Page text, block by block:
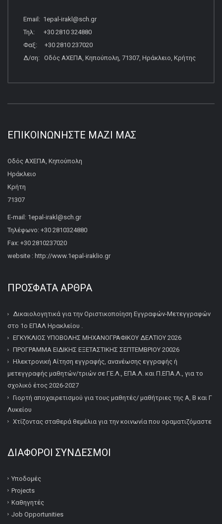
Email: 1epal-irakl@sch.gr
Τηλ: +30 2810 324880
Φαξ: +30 2810 237020
Δ/ση: Οδός ΑΧΕΠΑ, Κηπούπολη, 71307, Ηράκλειο, Κρήτης
ΕΠΙΚΟΙΝΩΝΉΣΤΕ ΜΑΖΊ ΜΑΣ
Οδός ΑΧΕΠΑ, Κηπούπολη
Ηράκλειο
Κρήτη
71307
E-mail: 1epal-irakl@sch.gr
Τηλέφωνο: +30 2810324880
Fax: +30 2810237020
website : http://www.1epal-iraklio.gr
ΠΡΌΣΦΑΤΑ ΆΡΘΡΑ
Δικαιολογητικά για την Οριστικοποίηση Εγγραφών-Μετεγγραφών
στο 1ο ΕΠΑΛ Ηρακλείου .
ΕΓΚΥΚΛΙΟΣ ΥΠΟΒΟΛΗΣ ΜΗΧΑΝΟΓΡΑΦΙΚΟΥ ΔΕΛΤΙΟΥ 2026
ΠΡΟΓΡΑΜΜΑ ΕΙΔΙΚΗΣ ΕΞΕΤΑΣΤΙΚΗΣ ΣΕΠΤΕΜΒΡΙΟΥ 20026
Ηλεκτρονική Αίτηση εγγραφής, ανανέωσης εγγραφής ή
μετεγγραφής μαθητών/τριών σε ΓΕ.Λ., ΕΠΑ.Λ. και Π.ΕΠΑ.Λ., για το
σχολικό έτος 2026-2027
Γιορτή αποχαιρετισμού για τους μαθητές/ μαθήτριες της Α, Β και Γ
Λυκείου
Χτίζοντας σταθερά θεμέλια για την κοινωνία που οραματιζόμαστε
ΔΙΆΦΟΡΟΙ ΣΎΝΔΕΣΜΟΙ
Υποδομές
Projects
Καθηγητές
Job Opportunities